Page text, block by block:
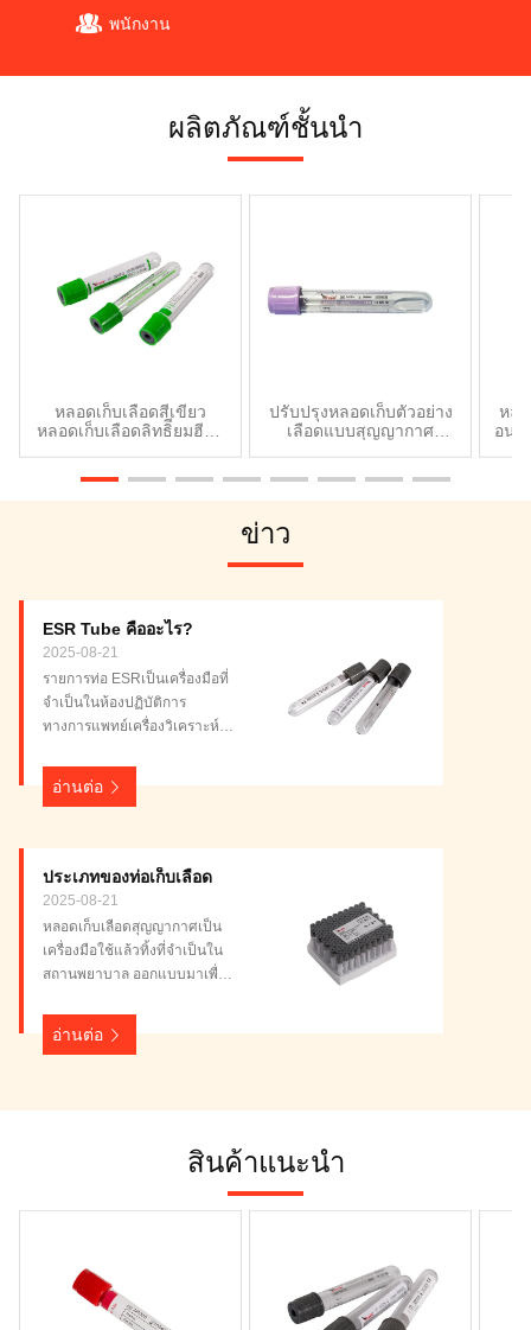
พนักงาน
ผลิตภัณฑ์ชั้นนํา
หลอดเก็บเลือดสีเขียว
หลอดเก็บเลือดลิทธิียมฮีพา
ปรับปรุงหลอดเก็บตัวอย่าง
เลือดแบบสุญญากาศ
หล
อนา
ข่าว
ESR Tube คืออะไร?
2025-08-21
รายการท่อ ESRเป็นเครื่องมือที่
จําเป็นในห้องปฏิบัติการ
ทางการแพทย์เครื่องวิเคราะห์
กระดูกระดูกระดูกระดูกระดูก
กระดูกระดูกระดูกระดูกระดูก
ระดูกระดูกระดูกระดูกระดู
กระดูกระดูกระดูกระดูกระดูก
ระดูกระดูกระดูกระดูกระดู
กระดูกระดูกระดูกระดูก...
อ่านต่อ
ประเภทของท่อเก็บเลือด
2025-08-21
หลอดเก็บเลือดสุญญากาศเป็น
เครื่องมือใช้แล้วทิ้งที่จำเป็นใน
สถานพยาบาล ออกแบบมาเพื่อ
เข็มเจาะเลือดดำ เป็นที่นิยม
คุณสมบัติเด่นของหลอดเหล่านี้
อ่านต่อ
สินค้าแนะนำ